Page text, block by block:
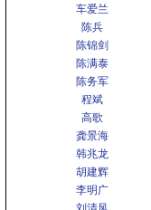
车爱兰
陈兵
陈锦剑
陈满泰
陈务军
程斌
高歌
龚景海
韩兆龙
胡建辉
李明广